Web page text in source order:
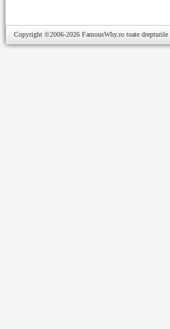
Copyright ©2006-2026 FamousWhy.ro toate drepturile